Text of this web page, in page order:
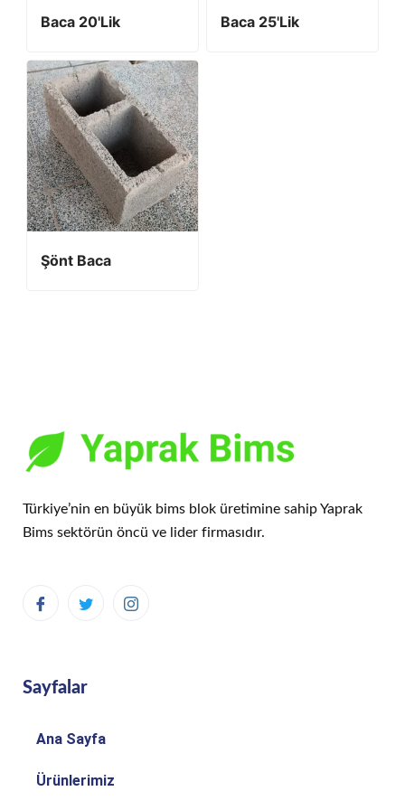
Baca 20'lik Baca 25'lik
Şönt Baca
Türkiye’nin en büyük bims blok üretimine sahip Yaprak
Bims sektörün öncü ve lider firmasıdır.
Sayfalar
Ana Sayfa
Ürünlerimiz